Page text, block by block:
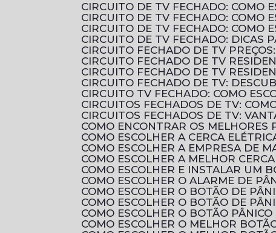
CIRCUITO DE TV FECHADO: COMO
CIRCUITO DE TV FECHADO: COMO
CIRCUITO DE TV FECHADO: COMO
CIRCUITO DE TV FECHADO: DICAS
CIRCUITO FECHADO DE TV
CIRCUITO FECHADO DE TV
CIRCUITO FECHADO DE TV
CIRCUITO FECHADO DE TV:
CIRCUITO TV FECHADO: COMO
CIRCUITOS FECHADOS DE TV:
CIRCUITOS FECHADOS DE TV:
COMO ENCONTRAR OS
COMO ESCOLHER A CERCA
COMO ESCOLHER A EMPRESA DE
COMO ESCOLHER A MELHOR
COMO ESCOLHER E INSTALAR UM
COMO ESCOLHER O ALARME DE
COMO ESCOLHER O BOTÃO DE
COMO ESCOLHER O BOTÃO DE
COMO ESCOLHER O BOTÃO
COMO ESCOLHER O MELHOR